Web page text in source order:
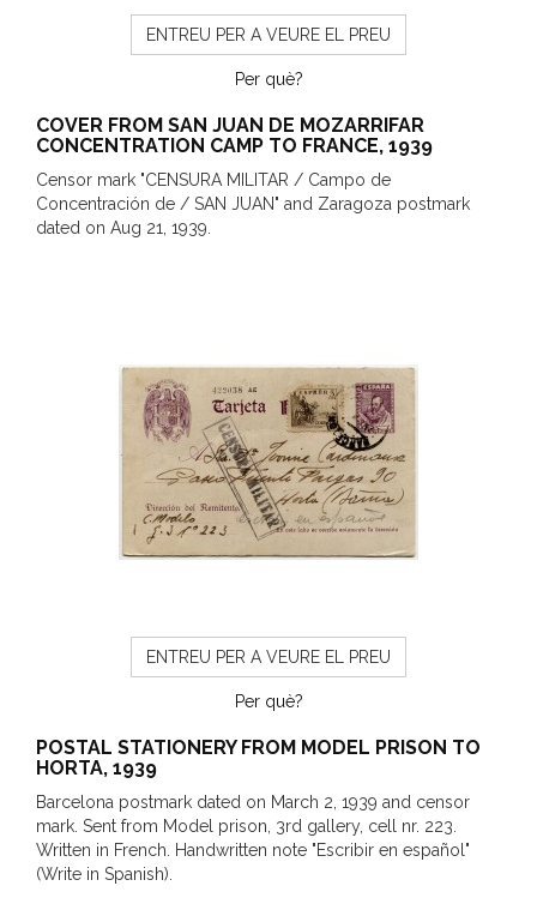
ENTREU PER A VEURE EL PREU
Per què?
COVER FROM SAN JUAN DE MOZARRIFAR
CONCENTRATION CAMP TO FRANCE, 1939
Censor mark "CENSURA MILITAR / Campo de
Concentración de / SAN JUAN" and Zaragoza postmark
dated on Aug 21, 1939.
ENTREU PER A VEURE EL PREU
Per què?
POSTAL STATIONERY FROM MODEL PRISON TO
HORTA, 1939
Barcelona postmark dated on March 2, 1939 and censor
mark. Sent from Model prison, 3rd gallery, cell nr. 223.
Written in French. Handwritten note "Escribir en español"
(Write in Spanish).